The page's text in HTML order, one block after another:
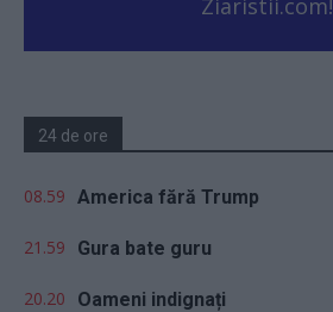
Ziaristii.com!
24 de ore
08.59 America fără Trump
21.59 Gura bate guru
20.20 Oameni indignați